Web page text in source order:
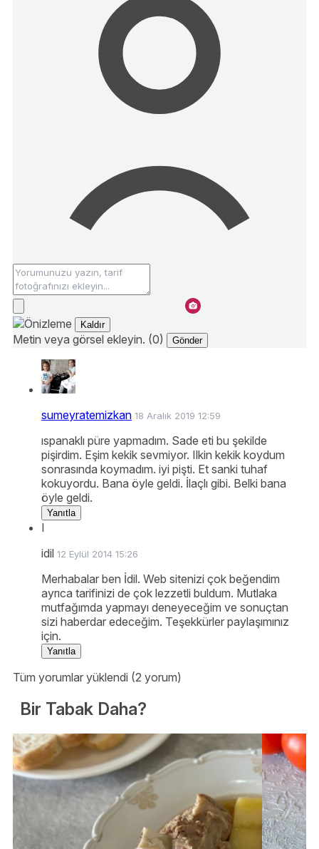
Kaldır
Metin veya görsel ekleyin. (0) Gönder
sumeyratemizkan 18 Aralık 2019 12:59
ıspanaklı püre yapmadım. Sade eti bu şekilde
pişirdim. Eşim kekik sevmiyor. Ilkin kekik koydum
sonrasında koymadım. iyi pişti. Et sanki tuhaf
kokuyordu. Bana öyle geldi. İlaçlı gibi. Belki bana
öyle geldi.
Yanıtla
I
idil 12 Eylül 2014 15:26
Merhabalar ben İdil. Web sitenizi çok beğendim
ayrıca tarifinizi de çok lezzetli buldum. Mutlaka
mutfağımda yapmayı deneyeceğim ve sonuçtan
sizi haberdar edeceğim. Teşekkürler paylaşımınız
için.
Yanıtla
Tüm yorumlar yüklendi (2 yorum)
Bir Tabak Daha?